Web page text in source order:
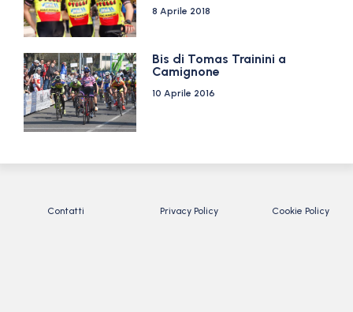
8 Aprile 2018
Bis di Tomas Trainini a
Camignone
10 Aprile 2016
Contatti Privacy Policy Cookie Policy